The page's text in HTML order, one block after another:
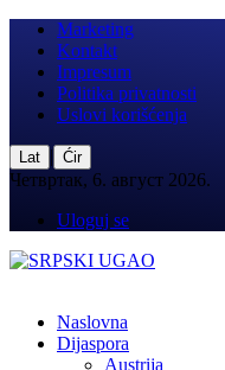
Marketing
Kontakt
Impresum
Politika privatnosti
Uslovi korišćenja
Lat | Ćir
Четвртак, 6. август 2026.
Uloguj se
Naslovna
Dijaspora
Austrija